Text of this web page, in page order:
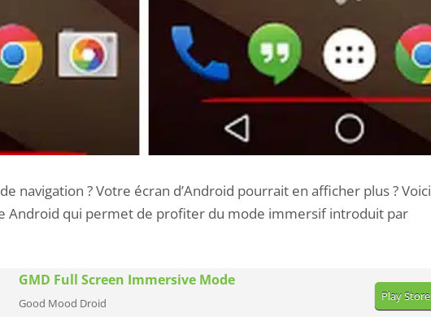
navigation ? Votre écran d’Android pourrait en afficher plus ? Voici
Android qui permet de profiter du mode immersif introduit par
GMD Full Screen Immersive Mode
Good Mood Droid Play Store